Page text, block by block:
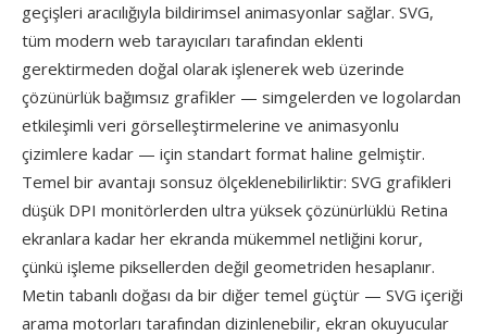
geçişleri aracılığıyla bildirimsel animasyonlar sağlar. SVG,
tüm modern web tarayıcıları tarafından eklenti
gerektirmeden doğal olarak işlenerek web üzerinde
çözünürlük bağımsız grafikler — simgelerden ve logolardan
etkileşimli veri görselleştirmelerine ve animasyonlu
çizimlere kadar — için standart format haline gelmiştir.
Temel bir avantajı sonsuz ölçeklenebilirliktir: SVG grafikleri
düşük DPI monitörlerden ultra yüksek çözünürlüklü Retina
ekranlara kadar her ekranda mükemmel netliğini korur,
çünkü işleme piksellerden değil geometriden hesaplanır.
Metin tabanlı doğası da bir diğer temel güçtür — SVG içeriği
arama motorları tarafından dizinlenebilir, ekran okuyucular